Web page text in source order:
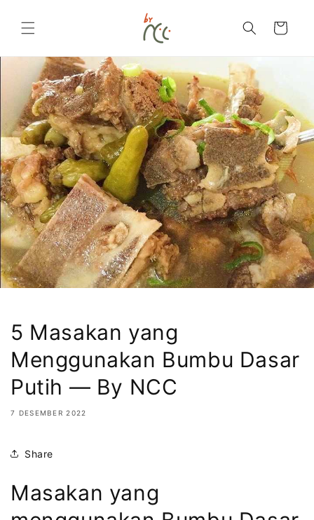
konten
Keranjang
5 Masakan yang
Menggunakan Bumbu Dasar
Putih — By NCC
7 DESEMBER 2022
Share
Masakan yang